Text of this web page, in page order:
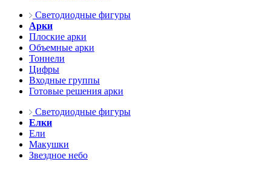
Светодиодные фигуры
Арки
Плоские арки
Объемные арки
Тоннели
Цифры
Входные группы
Готовые решения арки
Светодиодные фигуры
Елки
Ели
Макушки
Звездное небо